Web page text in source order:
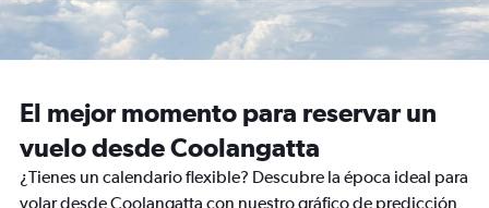
El mejor momento para reservar un
vuelo desde Coolangatta
¿Tienes un calendario flexible? Descubre la época ideal para
volar desde Coolangatta con nuestro gráfico de predicción